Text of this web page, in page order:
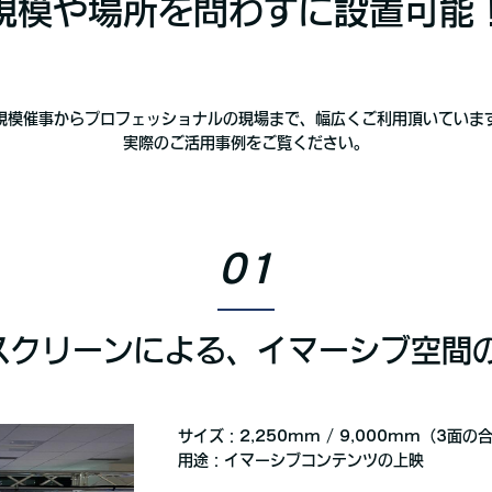
模や場所を問わずに設置可能
模催事からプロフェッショナルの現場まで、幅広くご利用頂いていま
実際のご活用事例をご覧ください。
01
リーンによる、イマーシブ空間
サイズ：2,250mm / 9,000mm（3面の合
用途：イマーシブコンテンツの上映